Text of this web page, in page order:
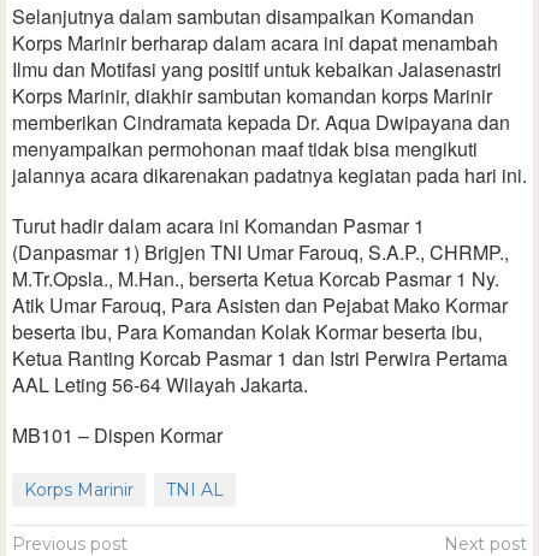
Selanjutnya dalam sambutan disampaikan Komandan
Korps Marinir berharap dalam acara ini dapat menambah
Ilmu dan Motifasi yang positif untuk kebaikan Jalasenastri
Korps Marinir, diakhir sambutan komandan korps Marinir
memberikan Cindramata kepada Dr. Aqua Dwipayana dan
menyampaikan permohonan maaf tidak bisa mengikuti
jalannya acara dikarenakan padatnya kegiatan pada hari ini.
Turut hadir dalam acara ini Komandan Pasmar 1
(Danpasmar 1) Brigjen TNI Umar Farouq, S.A.P., CHRMP.,
M.Tr.Opsla., M.Han., berserta Ketua Korcab Pasmar 1 Ny.
Atik Umar Farouq, Para Asisten dan Pejabat Mako Kormar
beserta ibu, Para Komandan Kolak Kormar beserta ibu,
Ketua Ranting Korcab Pasmar 1 dan Istri Perwira Pertama
AAL Leting 56-64 Wilayah Jakarta.
MB101 – Dispen Kormar
Korps Marinir TNI AL
Previous post
Next post